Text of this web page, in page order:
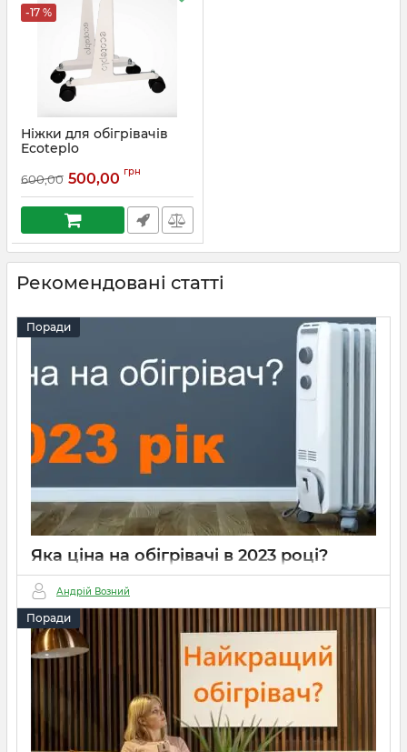
-17 %
Ніжки для обігрівачів
Ecoteplo
600,00 500,00 грн
Рекомендовані статті
Поради
Яка ціна на обігрівачі в 2023 році?
Андрій Возний
Поради